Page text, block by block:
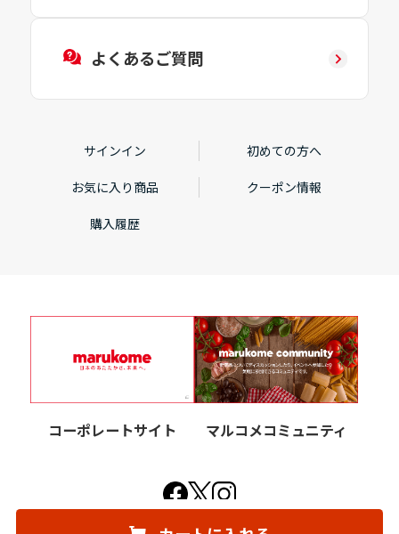
よくあるご質問
サインイン 初めての方へ
お気に入り商品 クーポン情報
購入履歴
コーポレートサイト マルコメコミュニティ